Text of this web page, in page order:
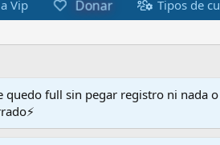
Vip Donar Tipos de
full sin pegar registro ni nada